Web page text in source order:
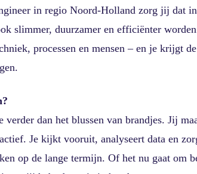
in regio Noord-Holland zorg jij dat
slimmer, duurzamer en efficiënter
processen en mensen – en je krijgt
verder dan het blussen van brandjes. Jij
Je kijkt vooruit, analyseert data en
op de lange termijn. Of het nu gaat om